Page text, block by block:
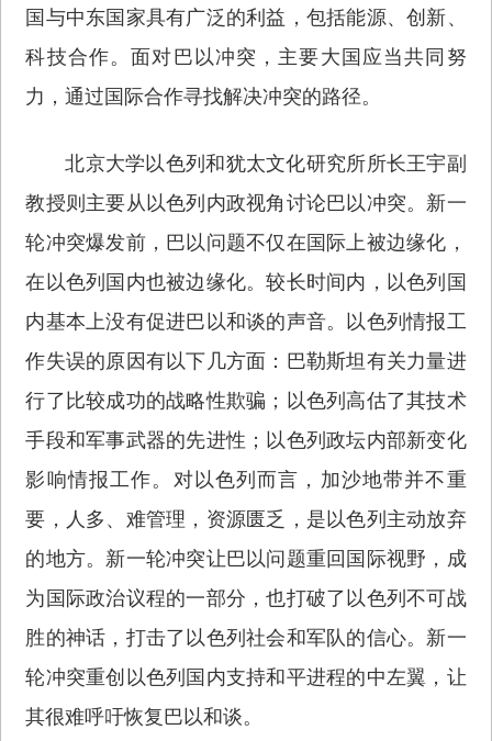
国与中东国家具有广泛的利益，包括能源、创新、
科技合作。面对巴以冲突，主要大国应当共同努
力，通过国际合作寻找解决冲突的路径。
北京大学以色列和犹太文化研究所所长王宇副
教授则主要从以色列内政视角讨论巴以冲突。新一
轮冲突爆发前，巴以问题不仅在国际上被边缘化，
在以色列国内也被边缘化。较长时间内，以色列国
内基本上没有促进巴以和谈的声音。以色列情报工
作失误的原因有以下几方面：巴勒斯坦有关力量进
行了比较成功的战略性欺骗；以色列高估了其技术
手段和军事武器的先进性；以色列政坛内部新变化
影响情报工作。对以色列而言，加沙地带并不重
要，人多、难管理，资源匮乏，是以色列主动放弃
的地方。新一轮冲突让巴以问题重回国际视野，成
为国际政治议程的一部分，也打破了以色列不可战
胜的神话，打击了以色列社会和军队的信心。新一
轮冲突重创以色列国内支持和平进程的中左翼，让
其很难呼吁恢复巴以和谈。